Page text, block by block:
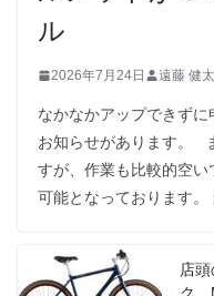
ル
2026年7月24日 遠藤 健太
なかなかアップできず
お知らせがあります。
すが、作業も比較的空
可能となっております。
店
ク